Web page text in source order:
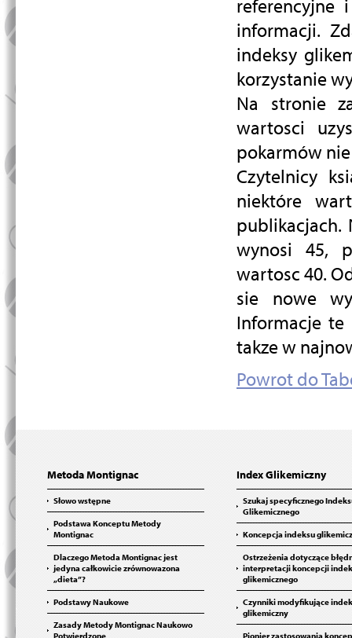
informacji.
indeksy
korzystanie
Na stronie
wartosci
pokarmów
Czytelnicy
niektóre
publikacjach.
wynosi 45,
wartosc 40.
sie nowe
Informacje te
takze w
Powrot do
Metoda Montignac
Słowo wstępne
Podstawa Konceptu Metody
Montignac
Dlaczego Metoda Montignac jest
jedyna całkowicie zrównowazona
„dieta”?
Podstawy Naukowe
Zasady Metody Montignac Naukowo
Potwierdzone
Index Glikemiczny
Szukaj specyficznego
Glikemicznego
Koncepcja indeksu
Ostrzeżenia dotyczące
interpretacji koncepcji
glikemicznego
Czynniki modyfikujące
glikemiczny
Pionier zastosowania